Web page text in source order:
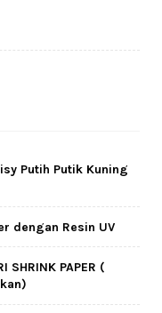
Putih Putik Kuning
dengan Resin UV
SHRINK PAPER (